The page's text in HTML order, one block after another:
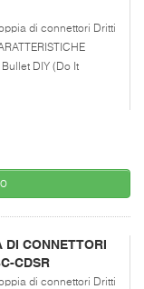
di connettori Dritti
DIY (Do It
CONNETTORI
CDSR
di connettori Dritti